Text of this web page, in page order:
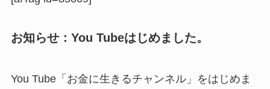
お知らせ：You Tubeはじめました。
You Tube「お金に生きるチャンネル」をはじめま